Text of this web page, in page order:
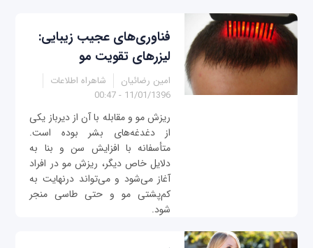
فناوری‌های عجیب زیبایی:
لیزرهای تقویت مو
امین رضائیان
شاهراه اطلاعات
11/01/1396 - 00:47
ریزش مو و مقابله با آن از دیرباز یکی
از دغدغه‌های بشر بوده است.
متأسفانه با افزایش سن و بنا به
دلایل خاص دیگر، ریزش مو در افراد
آغاز می‌شود و می‌تواند درنهایت به
کم‌پشتی مو و حتی طاسی منجر
شود.